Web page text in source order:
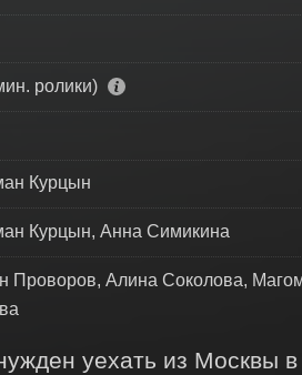
ролики)
Курцын
Курцын, Анна Симикина
Проворов, Алина Соколова,
уехать из Москвы в